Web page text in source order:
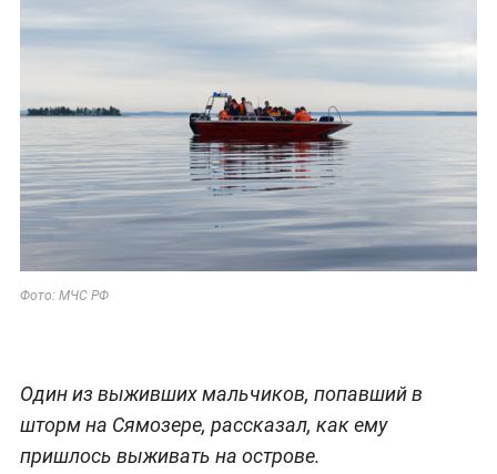
Фото: МЧС РФ
Один из выживших мальчиков, попавший в
шторм на Сямозере, рассказал, как ему
пришлось выживать на острове.